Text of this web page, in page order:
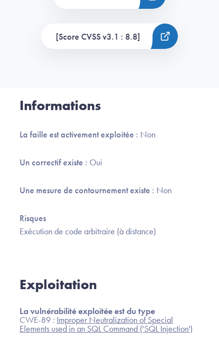
[Score CVSS v3.1 : 8.8]
Informations
La faille est activement exploitée : Non
Un correctif existe : Oui
Une mesure de contournement existe : Non
Risques
Exécution de code arbitraire (à distance)
Exploitation
La vulnérabilité exploitée est du type
CWE-89 : Improper Neutralization of Special
Elements used in an SQL Command ('SQL Injection')